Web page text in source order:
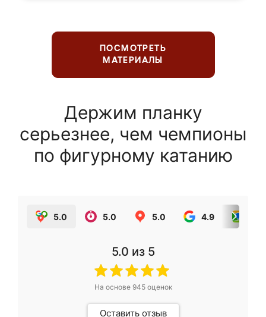
ПОСМОТРЕТЬ
МАТЕРИАЛЫ
Держим планку
серьезнее, чем чемпионы
по фигурному катанию
5.0 5.0 5.0 4.9
5.0 из 5
На основе 945оценок
Оставить отзыв